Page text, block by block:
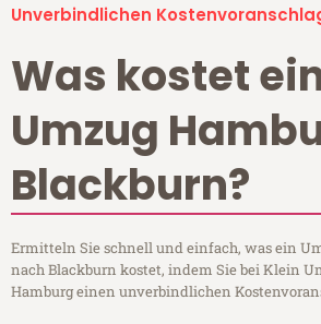
Unverbindlichen
Was kostet
Umzug
Blackburn?
Ermitteln Sie schnell und einfach, was ein
nach Blackburn kostet, indem Sie bei Klein
Hamburg einen unverbindlichen